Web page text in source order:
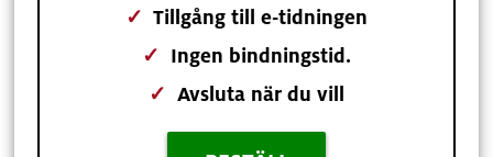
✓ Tillgång till e-tidningen
✓ Ingen bindningstid.
✓ Avsluta när du vill